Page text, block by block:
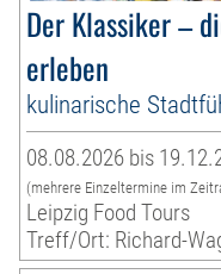
Der Klassiker –
erleben
kulinarische
08.08.2026 bis
(mehrere Einzeltermine im
Leipzig Food Tours
Treff/Ort: Richard-